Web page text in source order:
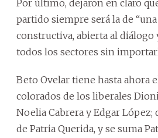
Por último, dejaron en claro
partido siempre será la de
constructiva, abierta al diálogo
todos los sectores sin
Beto Ovelar tiene hasta ahora
colorados de los liberales
Noelia Cabrera y Edgar López;
de Patria Querida, y se suma